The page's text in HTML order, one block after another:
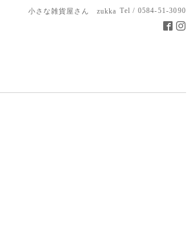
小さな雑貨屋さん zukka Tel / 0584-51-3090